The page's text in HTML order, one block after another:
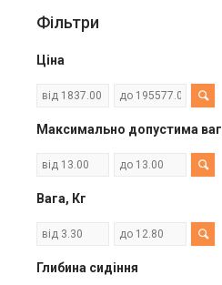
Фільтри
Ціна
Максимально допустима
Вага, Кг
Глибина сидіння